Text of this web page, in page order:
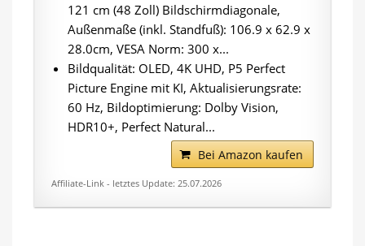
121 cm (48 Zoll) Bildschirmdiagonale,
Außenmaße (inkl. Standfuß): 106.9 x 62.9 x
28.0cm, VESA Norm: 300 x...
Bildqualität: OLED, 4K UHD, P5 Perfect
Picture Engine mit KI, Aktualisierungsrate:
60 Hz, Bildoptimierung: Dolby Vision,
HDR10+, Perfect Natural...
Bei Amazon kaufen
Affiliate-Link - letztes Update: 25.07.2026